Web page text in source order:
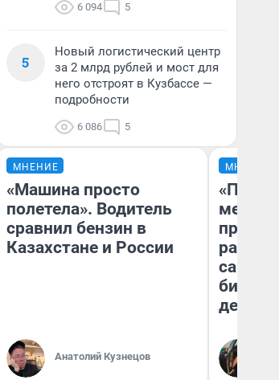
6 094 5
5
Новый логистический центр
за 2 млрд рублей и мост для
него отстроят в Кузбассе —
подробности
6 086 5
МНЕНИЕ
«Машина просто
полетела». Водитель
сравнил бензин в
Казахстане и России
Анатолий Кузнецов
МНЕНИЕ
самом